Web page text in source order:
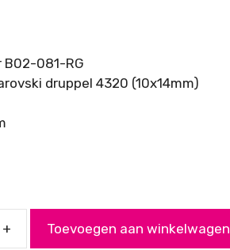
081-RG
druppel 4320 (10x14mm)
+ Toevoegen aan winkelwagen